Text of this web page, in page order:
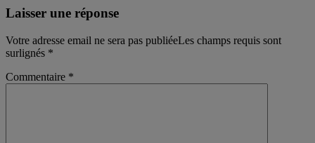
Laisser une réponse
Votre adresse email ne sera pas publiéeLes champs requis sont
surlignés *
Commentaire *